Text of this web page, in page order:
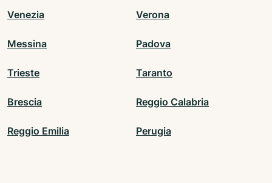
Venezia Verona
Messina Padova
Trieste Taranto
Brescia Reggio Calabria
Reggio Emilia Perugia